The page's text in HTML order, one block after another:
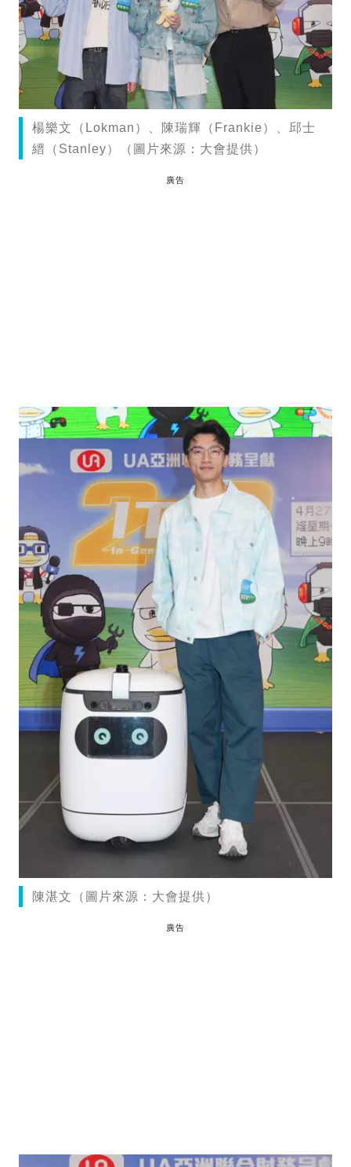
楊樂文（Lokman）、陳瑞輝（Frankie）、邱士
縉（Stanley）（圖片來源：大會提供）
廣告
陳湛文（圖片來源：大會提供）
廣告